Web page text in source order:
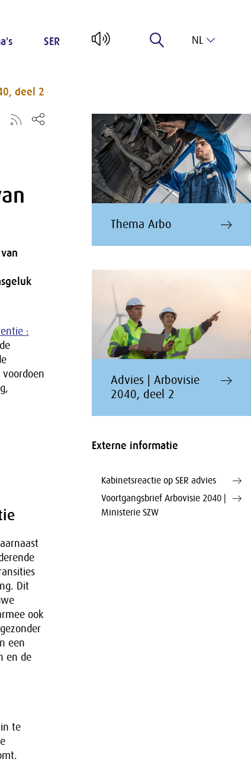
SER NL
deel 2
:
Dit
ook
een
en de
te
Thema Arbo
Advies | Arbovisie
2040, deel 2
Externe informatie
Kabinetsreactie op SER advies
Voortgangsbrief Arbovisie 2040 |
Ministerie SZW